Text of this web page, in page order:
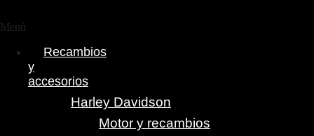
Menú
Recambios
y
accesorios
Harley Davidson
Motor y recambios